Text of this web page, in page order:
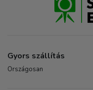
Gyors szállítás
Országosan